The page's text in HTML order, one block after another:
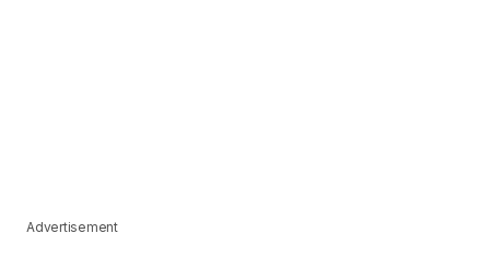
Advertisement